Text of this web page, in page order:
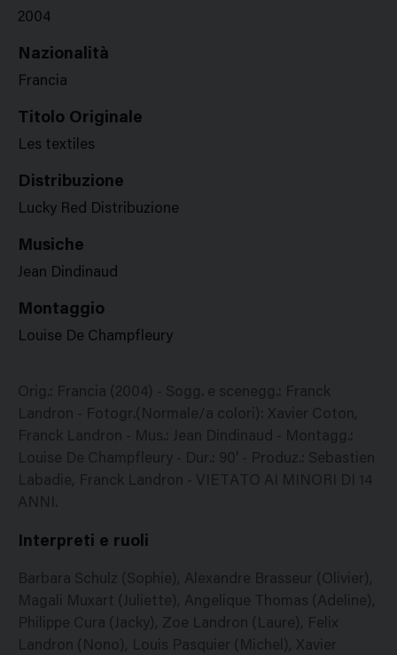
2004
Nazionalità
Francia
Titolo Originale
Les textiles
Distribuzione
Lucky Red Distribuzione
Musiche
Jean Dindinaud
Montaggio
Louise De Champfleury
Orig.: Francia (2004) - Sogg. e scenegg.: Franck
Landron - Fotogr.(Normale/a colori): Xavier Coton,
Franck Landron - Mus.: Jean Dindinaud - Montagg.:
Louise De Champfleury - Dur.: 90' - Produz.: Sebastien
Labadie, Franck Landron - VIETATO AI MINORI DI 14
ANNI.
Interpreti e ruoli
Barbara Schulz (Sophie), Alexandre Brasseur (Olivier),
Magali Muxart (Juliette), Angelique Thomas (Adeline),
Philippe Cura (Jacky), Zoe Landron (Laure), Felix
Landron (Nono), Louis Pasquier (Michel), Xavier